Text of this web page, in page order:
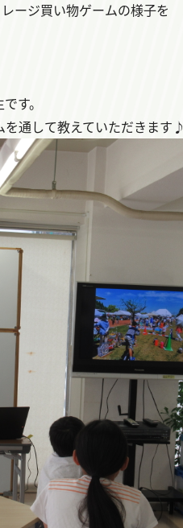
ージ買い物ゲームの様子を
す。
を通して教えていただきます♪